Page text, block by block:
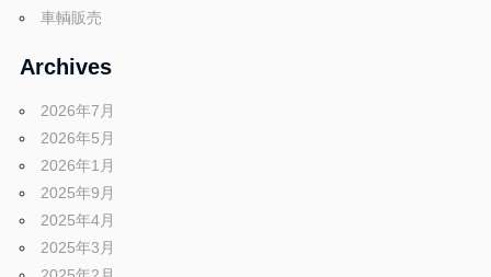
車輌販売
Archives
2026年7月
2026年5月
2026年1月
2025年9月
2025年4月
2025年3月